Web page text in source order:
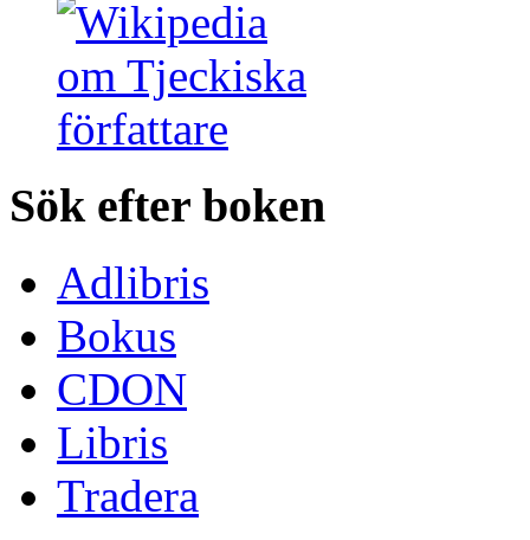
Sök efter boken
Adlibris
Bokus
CDON
Libris
Tradera